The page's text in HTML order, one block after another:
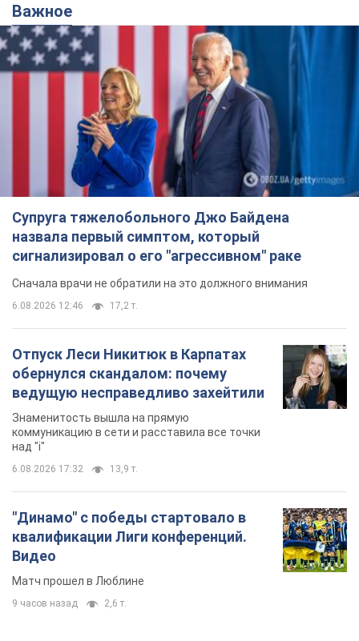
Супруга тяжелобольного Джо Байдена
назвала первый симптом, который
сигнализировал о его "агрессивном" раке
Сначала врачи не обратили на это должного внимания
17,2 т.
Отпуск Леси Никитюк в Карпатах
обернулся скандалом: почему
ведущую несправедливо захейтили
Знаменитость вышла на прямую
коммуникацию в сети и расставила все точки
над "i"
6.08.2026 17:32 13,9 т.
"Динамо" с победы стартовало в
квалификации Лиги конференций.
Видео
Матч прошел в Люблине
9 часов назад 2,6 т.